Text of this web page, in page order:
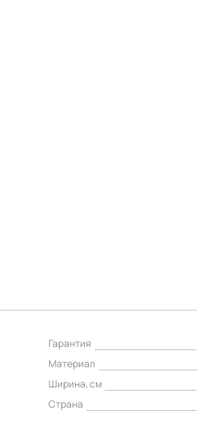
Гарантия
Материал
Ширина, см
Страна